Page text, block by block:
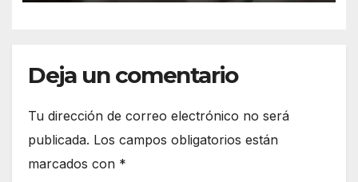
Deja un comentario
Tu dirección de correo electrónico no será
publicada. Los campos obligatorios están
marcados con *